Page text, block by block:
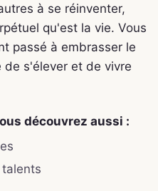
à se réinventer,
qu'est la vie. Vous
passé à embrasser le
de s'élever et de vivre
découvrez aussi :